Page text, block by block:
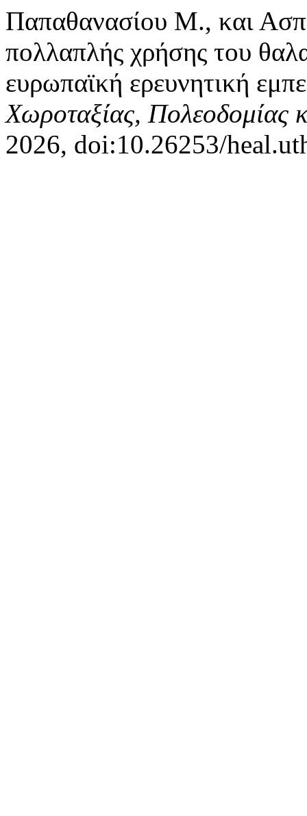
Παπαθανασίου Μ., και
πολλαπλής χρήσης του
ευρωπαϊκή ερευνητική
Χωροταξίας, Πολεοδομίας
2026, doi:10.26253/